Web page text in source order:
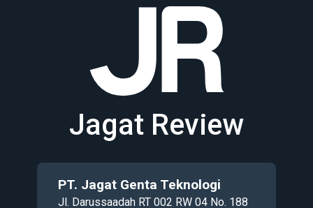
Jagat Review
PT. Jagat Genta Teknologi
Jl. Darussaadah RT 002 RW 04 No. 188